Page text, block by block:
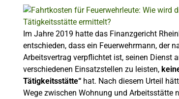
Im Jahre 2019 hatte das Finanzgericht
entschieden, dass ein Feuerwehrmann, der
Arbeitsvertrag verpflichtet ist, seinen Dienst
verschiedenen Einsatzstellen zu leisten,
Tätigkeitsstätte“ hat. Nach diesem Urteil
Wege zwischen Wohnung und Arbeitsstätte